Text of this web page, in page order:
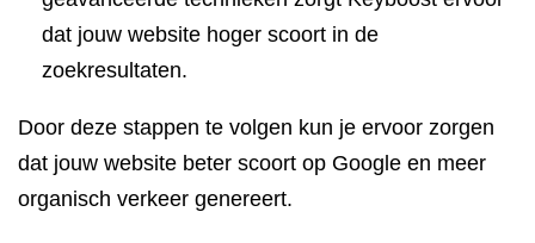
dat jouw website hoger scoort in de
zoekresultaten.
Door deze stappen te volgen kun je ervoor zorgen
dat jouw website beter scoort op Google en meer
organisch verkeer genereert.